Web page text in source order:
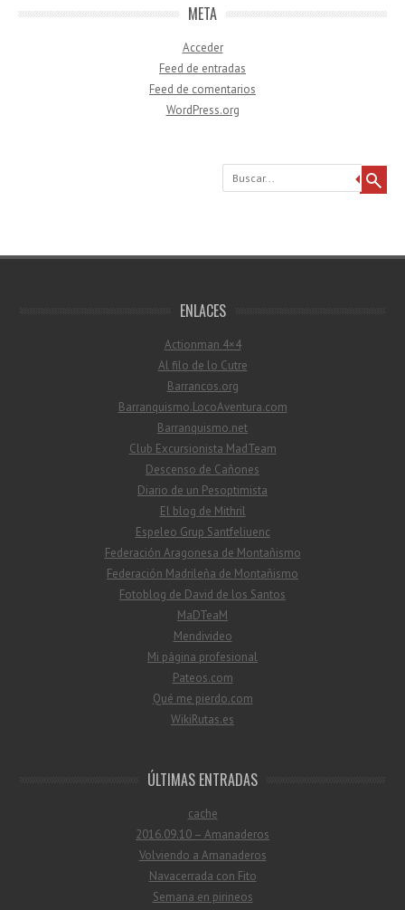
META
Acceder
Feed de entradas
Feed de comentarios
WordPress.org
Buscar
ENLACES
Actionman 4×4
Al filo de lo Cutre
Barrancos.org
Barranquismo.LocoAventura.com
Barranquismo.net
Club Excursionista MadTeam
Descenso de Cañones
Diario de un Pesoptimista
El blog de Mithril
Espeleo Grup Santfeliuenc
Federación Aragonesa de Montañismo
Federación Madrileña de Montañismo
Fotoblog de David de los Santos
MaDTeaM
Mendivideo
Mi página profesional
Pateos.com
Qué me pierdo.com
WikiRutas.es
ÚLTIMAS ENTRADAS
cache
2016.09.10 – Amanaderos
Volviendo a Amanaderos
Navacerrada con Fito
Semana en pirineos